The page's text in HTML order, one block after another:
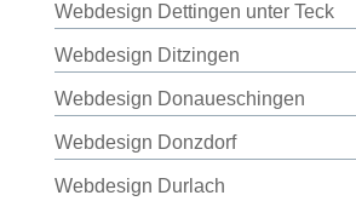
Webdesign Dettingen unter Teck
Webdesign Ditzingen
Webdesign Donaueschingen
Webdesign Donzdorf
Webdesign Durlach